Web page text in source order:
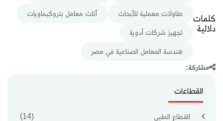
كلمات
دلالية
طاولات معملية للأبحاث أثاث معامل بتروكيماويات
تجهيز شركات أدوية
هندسة المعامل الصناعية في مصر
مشاركة:
القطاعات
القطاع الطبي (14)